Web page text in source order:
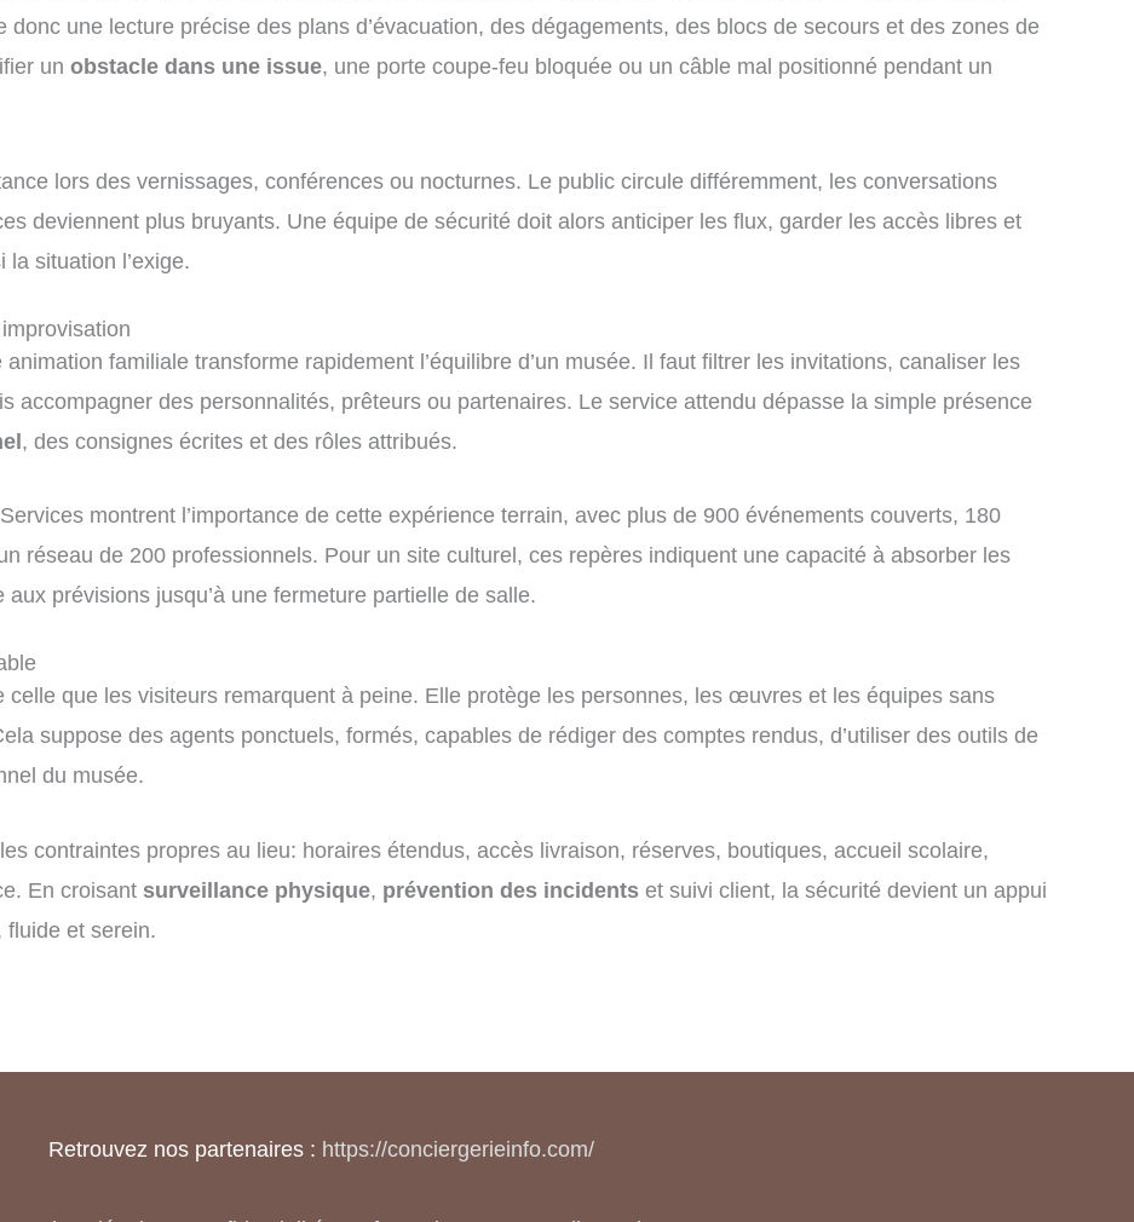
une lecture précise des plans d’évacuation, des dégagements, des blocs de secours et des zones de
un obstacle dans une issue, une porte coupe-feu bloquée ou un câble mal positionné pendant un
lors des vernissages, conférences ou nocturnes. Le public circule différemment, les conversations
deviennent plus bruyants. Une équipe de sécurité doit alors anticiper les flux, garder les accès libres et
la situation l’exige.
familiale transforme rapidement l’équilibre d’un musée. Il faut filtrer les invitations, canaliser les
accompagner des personnalités, prêteurs ou partenaires. Le service attendu dépasse la simple présence
, des consignes écrites et des rôles attribués.
montrent l’importance de cette expérience terrain, avec plus de 900 événements couverts, 180
réseau de 200 professionnels. Pour un site culturel, ces repères indiquent une capacité à absorber les
prévisions jusqu’à une fermeture partielle de salle.
celle que les visiteurs remarquent à peine. Elle protège les personnes, les œuvres et les équipes sans
suppose des agents ponctuels, formés, capables de rédiger des comptes rendus, d’utiliser des outils de
du musée.
contraintes propres au lieu: horaires étendus, accès livraison, réserves, boutiques, accueil scolaire,
En croisant surveillance physique, prévention des incidents et suivi client, la sécurité devient un appui
fluide et serein.
Retrouvez nos partenaires : https://conciergerieinfo.com/